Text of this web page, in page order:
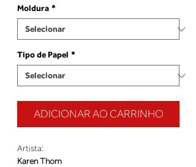
Moldura *
Tipo de Papel *
ADICIONAR AO CARRINHO
Artista:
Karen Thom